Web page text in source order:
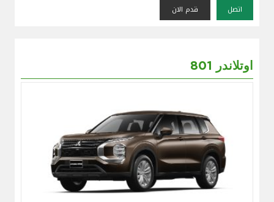
اتصل قدم الان
اوتلاندر 801